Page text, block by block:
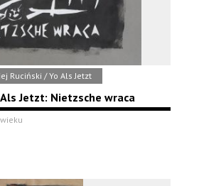
Ruciński / Yo Als Jetzt
Jetzt: Nietzsche wraca